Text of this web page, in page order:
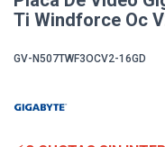
Ti Windforce Oc
GV-N507TWF3OCV2-16GD